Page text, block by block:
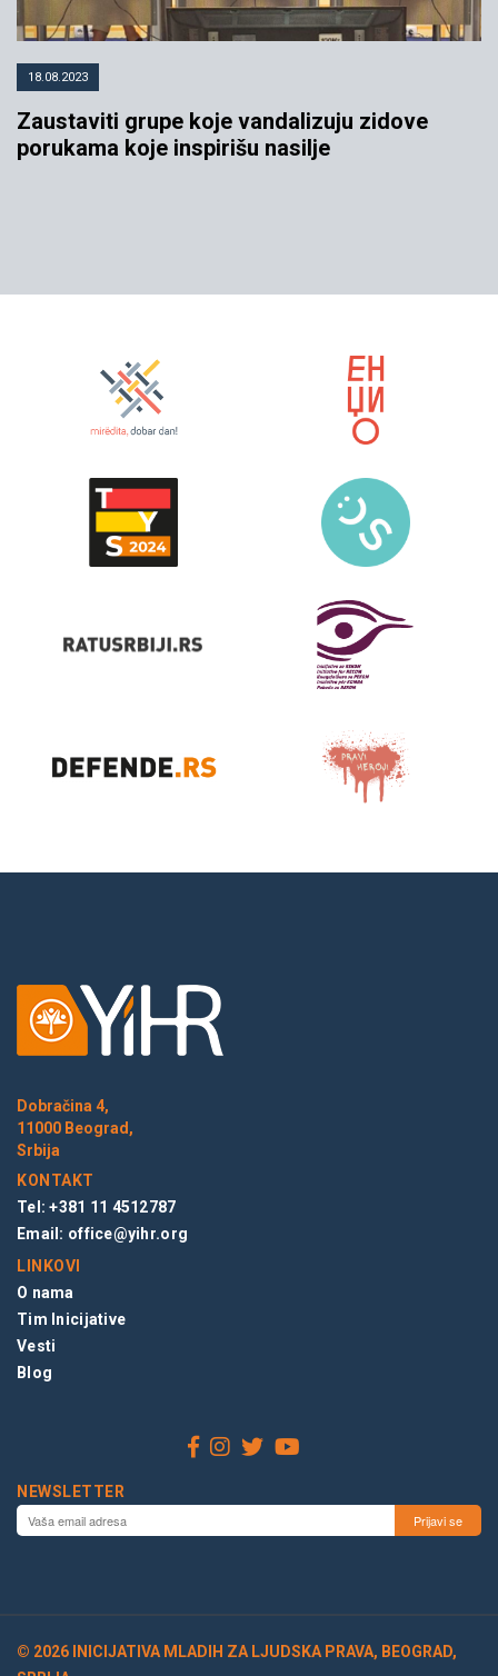
18.08.2023
Zaustaviti grupe koje vandalizuju zidove
porukama koje inspirišu nasilje
Dobračina 4,
11000 Beograd,
Srbija
KONTAKT
Tel: +381 11 4512787
Email: office@yihr.org
LINKOVI
O nama
Tim Inicijative
Vesti
Blog
NEWSLETTER
© 2026 INICIJATIVA MLADIH ZA LJUDSKA PRAVA, BEOGRAD,